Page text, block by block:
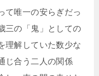
て唯一の安らぎだっ
三の「鬼」としての
理解していた数少な
じ合う二人の関係